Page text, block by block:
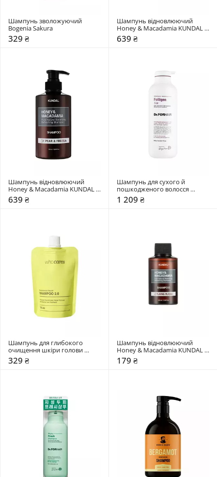
Шампунь зволожуючий
Bogenia Sakura
329 ₴
Шампунь відновлюючий
Honey & Macadamia KUNDAL
"Apple Green Tea"
639 ₴
Шампунь відновлюючий
Honey & Macadamia KUNDAL
"Pear & Freesia"
639 ₴
Шампунь для сухого й
пошкодженого волосся
Dr.FORHAIR Folligen Silk
1 209 ₴
Шампунь для глибокого
очищення шкіри голови
WhoCares 2.0 Fundamental
Repair
329 ₴
Шампунь відновлюючий
Honey & Macadamia KUNDAL
"Ylang Ylang"
179 ₴